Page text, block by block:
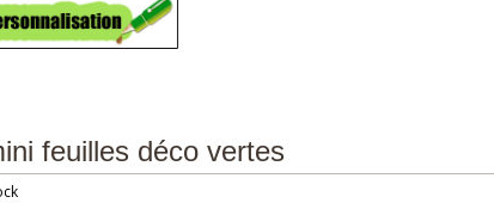
feuilles déco vertes